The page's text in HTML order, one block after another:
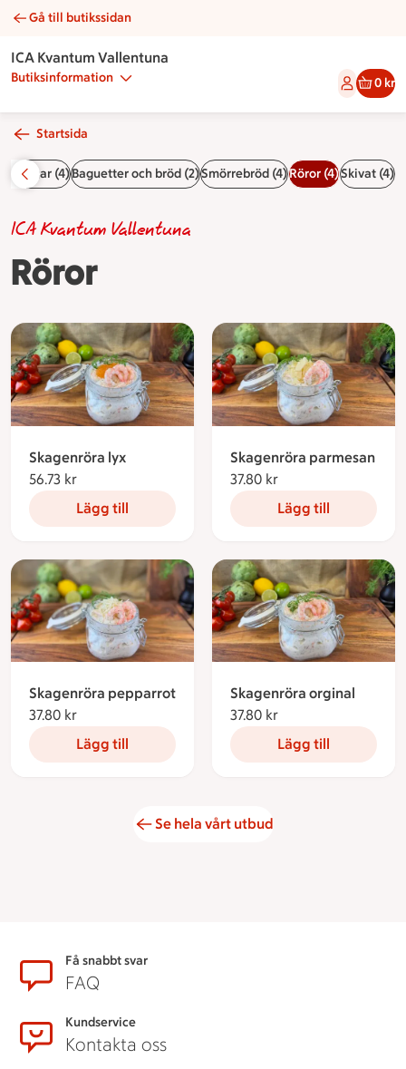
Röror | Catering ICA Kvantum Vallentuna
Gå till butikssidan
ICA Kvantum Vallentuna
Butiksinformation 0 kr
Startsida
(4)Baguetter och bröd (2)Smörrebröd (4)Röror (4)Skivat (4)
Röror
ICA Kvantum Vallentuna
Skagenröra lyx
56.73 kr
Lägg till
Skagenröra parmesan
37.80 kr
Lägg till
Skagenröra pepparrot
37.80 kr
Lägg till
Skagenröra orginal
37.80 kr
Lägg till
Se hela vårt utbud
SidfotFå snabbt svar
FAQ
Kundservice
Kontakta oss